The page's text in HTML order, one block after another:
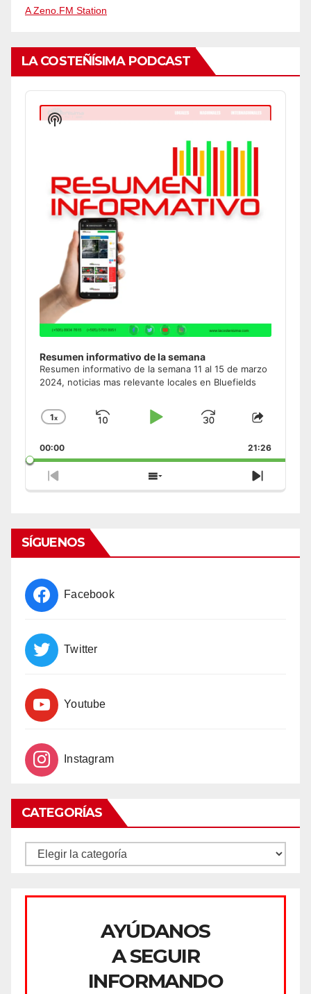
A Zeno.FM Station
LA COSTEÑÍSIMA PODCAST
Audio
Player
Resumen informativo de la semana
Resumen informativo de la semana 11 al 15 de marzo
2024, noticias mas relevante locales en Bluefields
Change
Rate
1x
Skip
Play
Jump
Forward
Share
Episode
00:00 21:26
Previous
Episode
Show
Episodes
Next
Episode
Show
SÍGUENOS
Facebook
Twitter
Youtube
Instagram
CATEGORÍAS
CATEGORÍAS
AYÚDANOS
A SEGUIR
INFORMANDO